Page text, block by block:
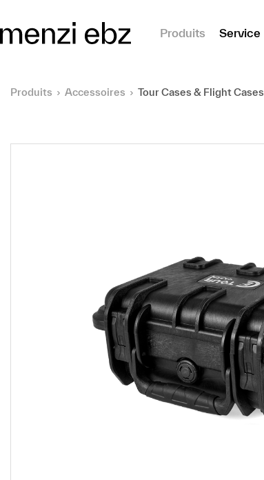
Produits
Service
Produits Accessoires Tour Cases & Flight Cases